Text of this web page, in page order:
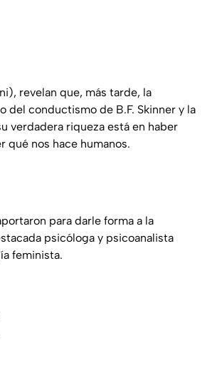
revelan que, más tarde, la
conductismo de B.F. Skinner y la
verdadera riqueza está en haber
qué nos hace humanos.
para darle forma a la
psicóloga y psicoanalista
feminista.